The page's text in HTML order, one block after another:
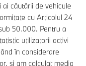
căutării de vehicule
cu Articolul 24
50.000. Pentru a
utilizatorii activi
în considerare
și am calculat media